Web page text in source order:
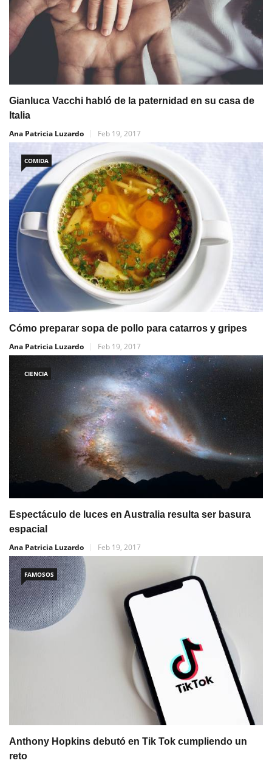
Gianluca Vacchi habló de la paternidad en su casa de
Italia
Ana Patricia Luzardo
Feb 19, 2017
COMIDA
Cómo preparar sopa de pollo para catarros y gripes
Ana Patricia Luzardo
Feb 19, 2017
CIENCIA
Espectáculo de luces en Australia resulta ser basura
espacial
Ana Patricia Luzardo
Feb 19, 2017
FAMOSOS
Anthony Hopkins debutó en Tik Tok cumpliendo un
reto